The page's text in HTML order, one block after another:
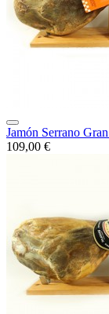
Jamón Serrano
109,00 €